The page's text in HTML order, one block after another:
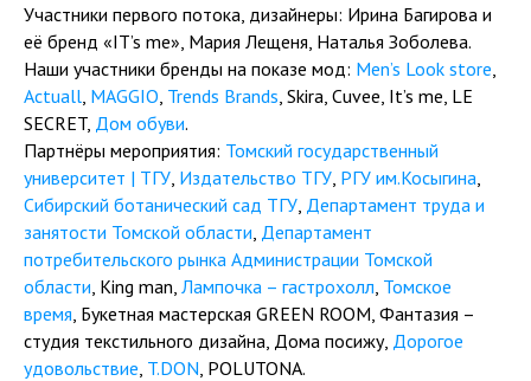
Участники первого потока, дизайнеры: Ирина Багирова и
её бренд «IT’s me», Мария Лещеня, Наталья Зоболева.
Наши участники бренды на показе мод: Men’s Look store,
Actuall, MAGGIO, Trends Brands, Skira, Cuvee, It’s me, LE
SECRET, Дом обуви.
Партнёры мероприятия: Томский государственный
университет | ТГУ, Издательство ТГУ, РГУ им.Косыгина,
Сибирский ботанический сад ТГУ, Департамент труда и
занятости Томской области, Департамент
потребительского рынка Администрации Томской
области, King man, Лампочка – гастрохолл, Томское
время, Букетная мастерская GREEN ROOM, Фантазия –
студия текстильного дизайна, Дома посижу, Дорогое
удовольствие, T.DON, POLUTONA.